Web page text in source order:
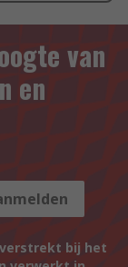
van
en
verstrekt bij het